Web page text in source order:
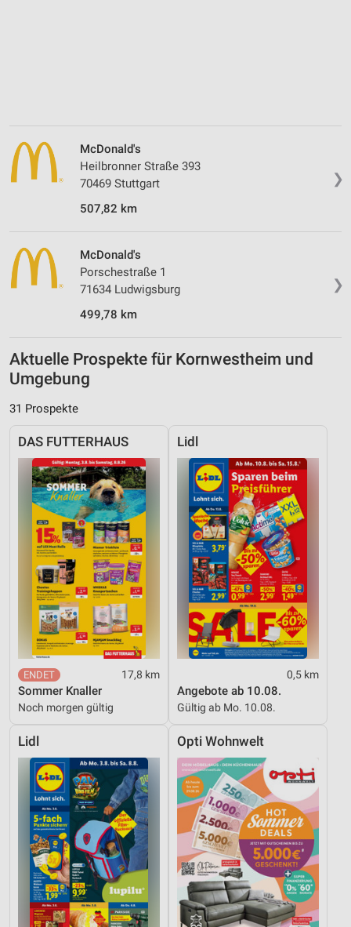
❯
McDonald's
Heilbronner Straße 393
70469 Stuttgart
507,82 km
❯
McDonald's
Porschestraße 1
71634 Ludwigsburg
499,78 km
Aktuelle Prospekte für Kornwestheim und
Umgebung
31 Prospekte
DAS FUTTERHAUS
17,8 km
Sommer Knaller
Noch morgen gültig
Lidl
0,5 km
Angebote ab 10.08.
Gültig ab Mo. 10.08.
Lidl Opti Wohnwelt